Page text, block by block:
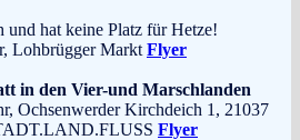
und hat keine Platz für Hetze!
Lohbrügger Markt Flyer
in den Vier-und Marschlanden
Ochsenwerder Kirchdeich 1, 21037
Flyer